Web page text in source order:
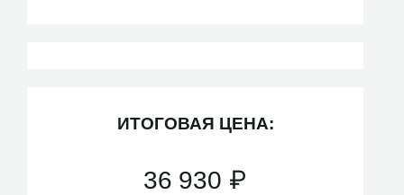
ИТОГОВАЯ ЦЕНА:
36 930 ₽